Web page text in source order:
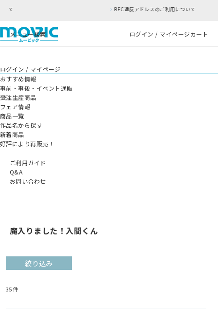
RFC違反アドレスのご利用について
メニュー検索 ログイン / マイページカート
ログイン / マイページ
おすすめ情報
事前・事後・イベント通販
受注生産商品
フェア情報
商品一覧
作品名から探す
新着商品
好評により再販売！
ご利用ガイド
Q&A
お問い合わせ
魔入りました！入間くん
絞り込み
35件